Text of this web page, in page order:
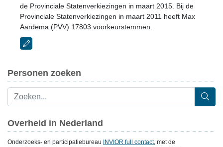
de Provinciale Statenverkiezingen in maart 2015. Bij de
Provinciale Statenverkiezingen in maart 2011 heeft Max
Aardema (PVV) 17803 voorkeurstemmen.
Personen zoeken
Overheid in Nederland
Onderzoeks- en participatiebureau INVIOR full contact, met de